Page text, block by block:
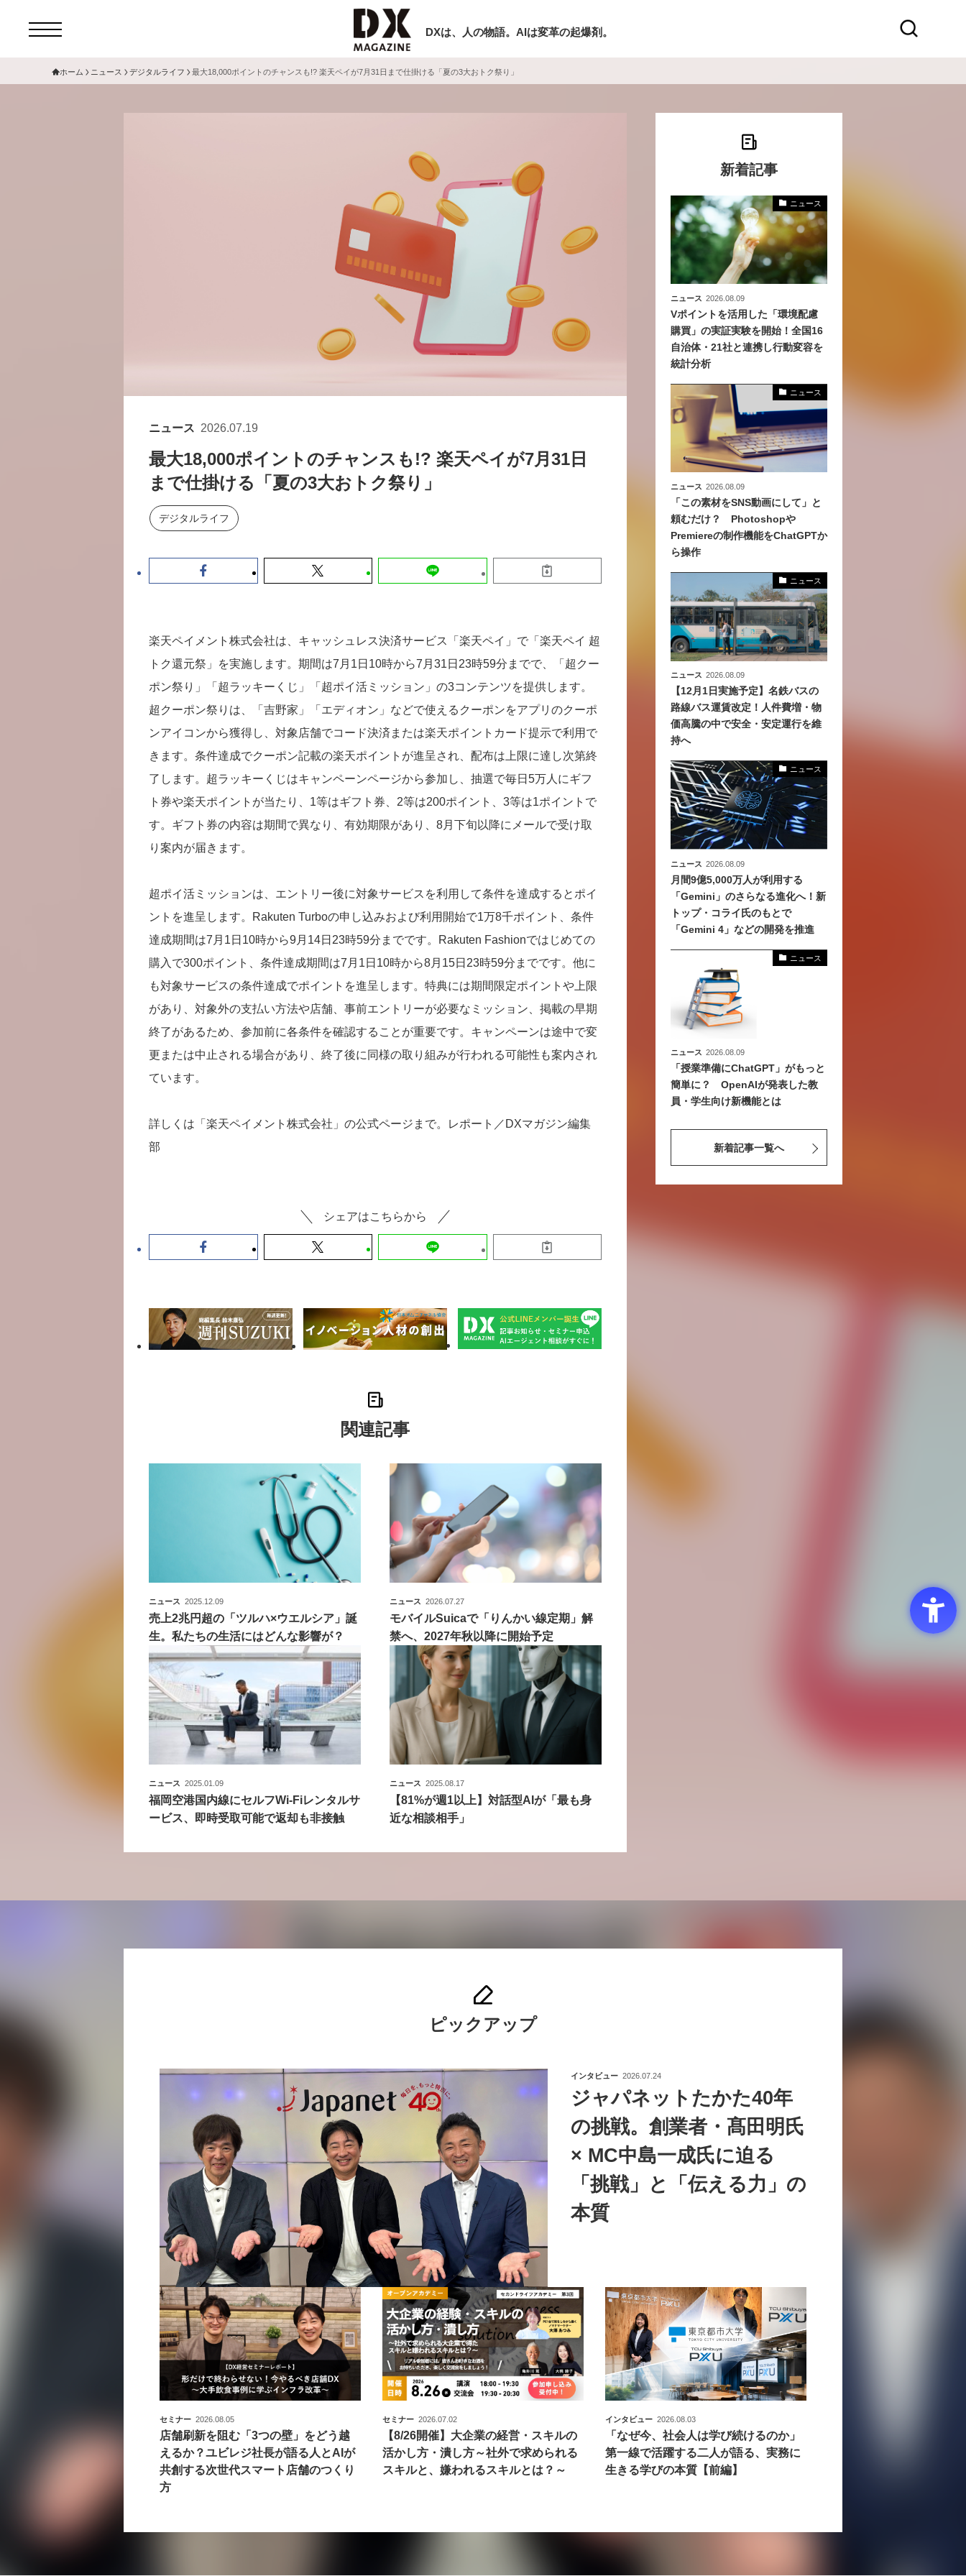
DXは、人の物語。AIは変革の起爆剤。
日本オムニチャネル協会
トップページ
お問い合わせ
個人情報保護法について
採用情報
現在開催予定のセミナー
セミナー
【8/12開催】「イノベーションを数値化
する」～投資される事業の基準と、終活
DX「SouSou」に学ぶ資金調達・巻き込
みのリアル～
セミナー
【9/30開催】AIで何でもできる時代に、
なぜ「DX人財」というキャリアが求めら
ホーム ニュース デジタルライフ 最大18,000ポイントのチャンスも!? 楽天ペイが7月31日まで仕掛ける「夏の3大おトク祭り」
ニュース 2026.07.19
最大18,000ポイントのチャンスも!? 楽天ペイが7月31日
まで仕掛ける「夏の3大おトク祭り」
デジタルライフ
楽天ペイメント株式会社は、キャッシュレス決済サービス「楽天ペイ」で「楽天ペイ 超
トク還元祭」を実施します。期間は7月1日10時から7月31日23時59分までで、「超クー
ポン祭り」「超ラッキーくじ」「超ポイ活ミッション」の3コンテンツを提供します。
超クーポン祭りは、「吉野家」「エディオン」などで使えるクーポンをアプリのクーポ
ンアイコンから獲得し、対象店舗でコード決済または楽天ポイントカード提示で利用で
きます。条件達成でクーポン記載の楽天ポイントが進呈され、配布は上限に達し次第終
了します。超ラッキーくじはキャンペーンページから参加し、抽選で毎日5万人にギフ
ト券や楽天ポイントが当たり、1等はギフト券、2等は200ポイント、3等は1ポイントで
す。ギフト券の内容は期間で異なり、有効期限があり、8月下旬以降にメールで受け取
り案内が届きます。
超ポイ活ミッションは、エントリー後に対象サービスを利用して条件を達成するとポイ
ントを進呈します。Rakuten Turboの申し込みおよび利用開始で1万8千ポイント、条件
達成期間は7月1日10時から9月14日23時59分までです。Rakuten Fashionではじめての
購入で300ポイント、条件達成期間は7月1日10時から8月15日23時59分までです。他に
も対象サービスの条件達成でポイントを進呈します。特典には期間限定ポイントや上限
があり、対象外の支払い方法や店舗、事前エントリーが必要なミッション、掲載の早期
終了があるため、参加前に各条件を確認することが重要です。キャンペーンは途中で変
更または中止される場合があり、終了後に同様の取り組みが行われる可能性も案内され
ています。
詳しくは「楽天ペイメント株式会社」の公式ページまで。レポート／DXマガジン編集
部
シェアはこちらから
関連記事
ニュース 2025.12.09
売上2兆円超の「ツルハ×ウエルシア」誕
生。私たちの生活にはどんな影響が？
ニュース 2026.07.27
モバイルSuicaで「りんかい線定期」解
禁へ、2027年秋以降に開始予定
ニュース 2025.01.09
福岡空港国内線にセルフWi-Fiレンタルサ
ービス、即時受取可能で返却も非接触
ニュース 2025.08.17
【81%が週1以上】対話型AIが「最も身
近な相談相手」
新着記事
ニュース
ニュース 2026.08.09
Vポイントを活用した「環境配慮
購買」の実証実験を開始！全国16
自治体・21社と連携し行動変容を
統計分析
ニュース
ニュース 2026.08.09
「この素材をSNS動画にして」と
頼むだけ？ Photoshopや
Premiereの制作機能をChatGPTか
ら操作
ニュース
ニュース 2026.08.09
【12月1日実施予定】名鉄バスの
路線バス運賃改定！人件費増・物
価高騰の中で安全・安定運行を維
持へ
ニュース
ニュース 2026.08.09
月間9億5,000万人が利用する
「Gemini」のさらなる進化へ！新
トップ・コライ氏のもとで
「Gemini 4」などの開発を推進
ニュース
ニュース 2026.08.09
「授業準備にChatGPT」がもっと
簡単に？ OpenAIが発表した教
員・学生向け新機能とは
新着記事一覧へ
ピックアップ
インタビュー 2026.07.24
ジャパネットたかた40年
の挑戦。創業者・髙田明氏
× MC中島一成氏に迫る
「挑戦」と「伝える力」の
本質
セミナー 2026.08.05
店舗刷新を阻む「3つの壁」をどう越
えるか？ユビレジ社長が語る人とAIが
共創する次世代スマート店舗のつくり
方
セミナー 2026.07.02
【8/26開催】大企業の経営・スキルの
活かし方・潰し方～社外で求められる
スキルと、嫌われるスキルとは？～
インタビュー 2026.08.03
「なぜ今、社会人は学び続けるのか」
第一線で活躍する二人が語る、実務に
生きる学びの本質【前編】